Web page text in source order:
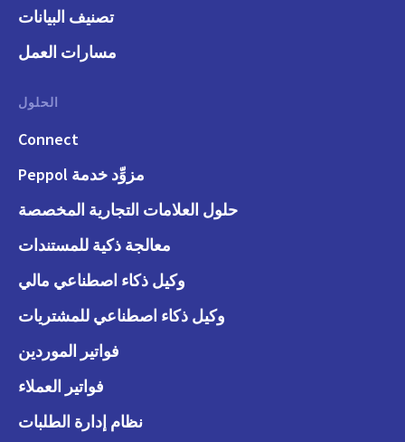
تصنيف البيانات
مسارات العمل
الحلول
Connect
مزوِّد خدمة Peppol
حلول العلامات التجارية المخصصة
معالجة ذكية للمستندات
وكيل ذكاء اصطناعي مالي
وكيل ذكاء اصطناعي للمشتريات
فواتير الموردين
فواتير العملاء
نظام إدارة الطلبات